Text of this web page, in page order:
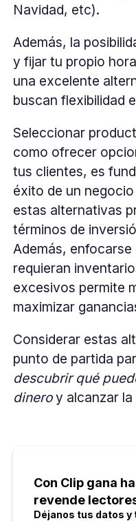
Navidad, etc).
Además, la
y fijar tu propio
una excelente
buscan flexibilidad
Seleccionar
como ofrecer
tus clientes, es
éxito de un
estas alternativas
términos de
Además,
requieran
excesivos permite
maximizar
Considerar estas
punto de partida
descubrir qué
dineroy alcanzar la
Con Clip gana
revende
Déjanos tus datos